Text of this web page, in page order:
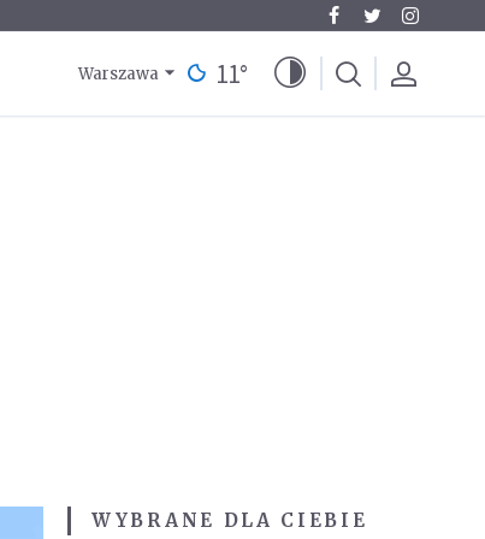
Warszawa 11°
WYBRANE DLA CIEBIE